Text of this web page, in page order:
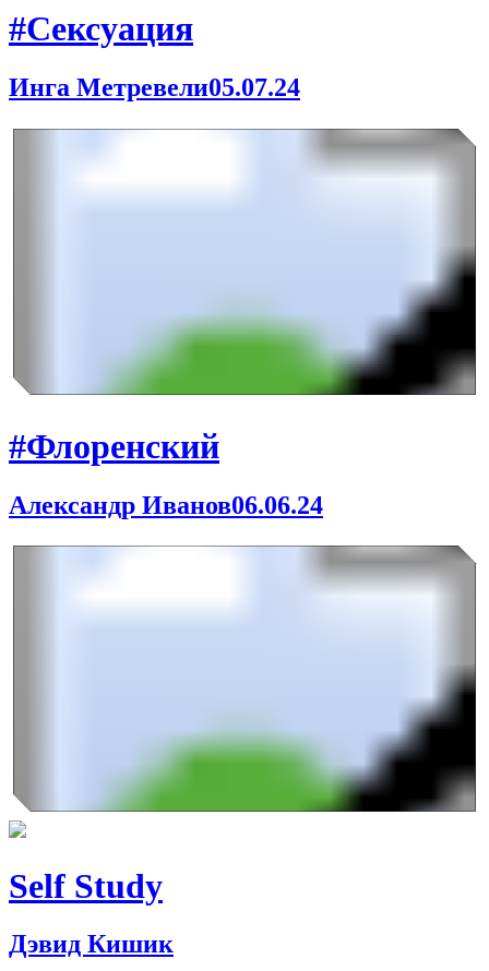
#Сексуация
Инга Метревели05.07.24
#Флоренский
Александр Иванов06.06.24
Self Study
Дэвид Кишик